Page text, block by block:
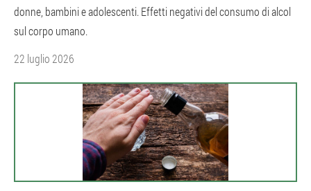
donne, bambini e adolescenti. Effetti negativi del consumo di alcol
sul corpo umano.
22 luglio 2026